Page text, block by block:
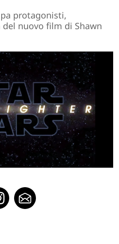
protagonisti,
nuovo film di Shawn